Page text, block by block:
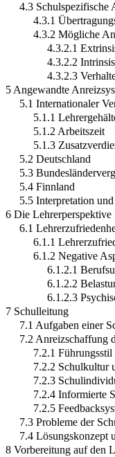
4.3 Schulspezifische
4.3.1
4.3.2 Mögliche
4.3.2.1
4.3.2.2
4.3.2.3
5 Angewandte
5.1 Internationaler
5.1.1
5.1.2 Arbeitszeit
5.1.3
5.2 Deutschland
5.3
5.4 Finnland
5.5 Interpretation
6 Die Lehrerperspektive
6.1
6.1.1
6.1.2 Negative
6.1.2.1
6.1.2.2
6.1.2.3
7 Schulleitung
7.1 Aufgaben einer
7.2 Anreizschaffung
7.2.1 Führungsstil
7.2.2 Schulkultur
7.2.3
7.2.4 Informierte
7.2.5
7.3 Probleme der
7.4 Lösungskonzept
8 Vorbereitung auf den